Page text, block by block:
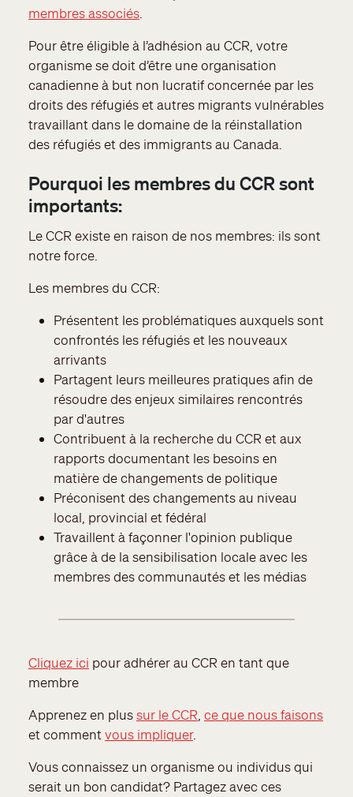
membres associés
Pour être éligible à l’adhésion au CCR, votre
organisme se doit d’être une organisation
canadienne à but non lucratif concernée par les
droits des réfugiés et autres migrants vulnérables
travaillant dans le domaine de la réinstallation
des réfugiés et des immigrants au Canada.
Pourquoi les membres du CCR sont
importants:
Le CCR existe en raison de nos membres: ils sont
notre force.
Les membres du CCR:
Présentent les problématiques auxquels sont
confrontés les réfugiés et les nouveaux
arrivants
Partagent leurs meilleures pratiques afin de
résoudre des enjeux similaires rencontrés
par d'autres
Contribuent à la recherche du CCR et aux
rapports documentant les besoins en
matière de changements de politique
Préconisent des changements au niveau
local, provincial et fédéral
Travaillent à façonner l'opinion publique
grâce à de la sensibilisation locale avec les
membres des communautés et les médias
Cliquez ici pour adhérer au CCR en tant que
membre
Apprenez en plussur le CCR ce que nous faisons
et comment vous impliquer.
Vous connaissez un organisme ou individus qui
serait un bon candidat? Partagez avec ces